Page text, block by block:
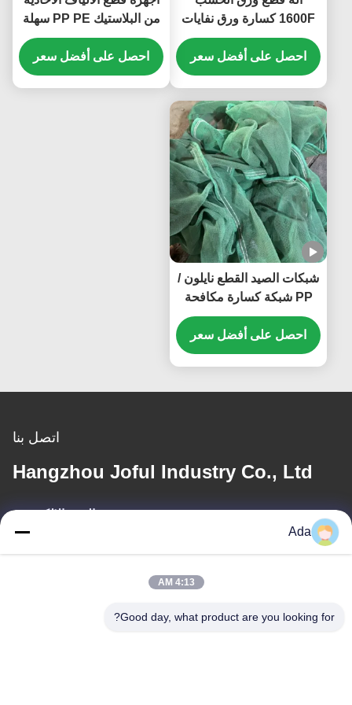
1600F كسارة ورق نفايات
مع 1000kg / h السعة
وطول ناقل مخصص
احصل على أفضل سعر
من البلاستيك PP PE سهلة
التغذية محطمات الألياف
الأحادية من البيت
احصل على أفضل سعر
شبكات الصيد القطع نايلون /
PP شبكة كسارة مكافحة
التلف الظل شبكة طحن
مخصصة
احصل على أفضل سعر
اتصل بنا
Hangzhou Joful Industry Co., Ltd
البريد الإلكتروني
Ada
4:13 AM
Good day, what product are you looking for?